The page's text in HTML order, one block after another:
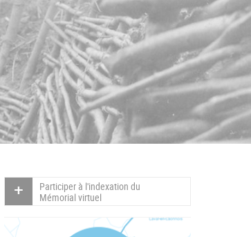
Participer à l'indexation du
Mémorial virtuel